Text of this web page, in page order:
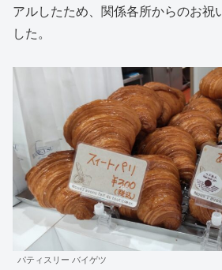
アルしたため、関係各所からのお祝
した。
パティスリー バイゲツ